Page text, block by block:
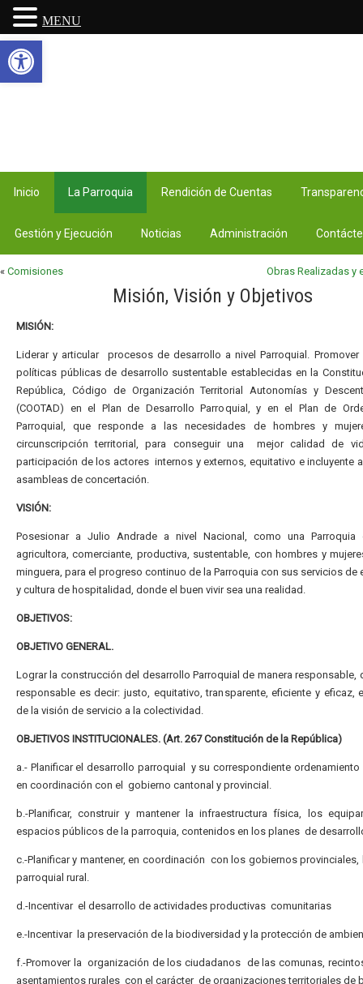
Inicio La Parroquia Rendición de Cuentas
Gestión y Ejecución Noticias Administración
« Comisiones Obras Realizadas y
Misión, Visión y Objetivos
MISIÓN:
Liderar y articular procesos de desarrollo a nivel Parroquial. Promover
políticas públicas de desarrollo sustentable establecidas en la
República, Código de Organización Territorial Autonomías y
(COOTAD) en el Plan de Desarrollo Parroquial, y en el Plan de
Parroquial, que responde a las necesidades de hombres y
circunscripción territorial, para conseguir una mejor calidad de
participación de los actores internos y externos, equitativo e incluyente
asambleas de concertación.
VISIÓN:
Posesionar a Julio Andrade a nivel Nacional, como una Parroquia
agricultora, comerciante, productiva, sustentable, con hombres y
minguera, para el progreso continuo de la Parroquia con sus servicios de
y cultura de hospitalidad, donde el buen vivir sea una realidad.
OBJETIVOS:
OBJETIVO GENERAL.
Lograr la construcción del desarrollo Parroquial de manera responsable,
responsable es decir: justo, equitativo, transparente, eficiente y eficaz,
de la visión de servicio a la colectividad.
OBJETIVOS INSTITUCIONALES. (Art. 267 Constitución de la República)
a.- Planificar el desarrollo parroquial y su correspondiente
en coordinación con el gobierno cantonal y provincial.
b.-Planificar, construir y mantener la infraestructura física, los
espacios públicos de la parroquia, contenidos en los planes de
c.-Planificar y mantener, en coordinación con los gobiernos provinciales,
parroquial rural.
d.-Incentivar el desarrollo de actividades productivas comunitarias
e.-Incentivar la preservación de la biodiversidad y la protección de
f.-Promover la organización de los ciudadanos de las comunas,
asentamientos rurales con el carácter de organizaciones territoriales de
MENU
Abrir barra de herramientas